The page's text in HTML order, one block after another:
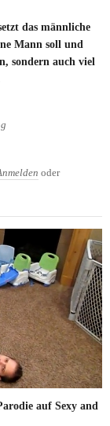
das männliche
Mann soll und
sondern auch viel
- Väter in der
oder
auf Sexy and